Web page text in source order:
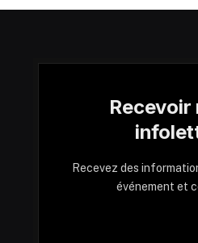
Recevoir
Recevez des
événement et